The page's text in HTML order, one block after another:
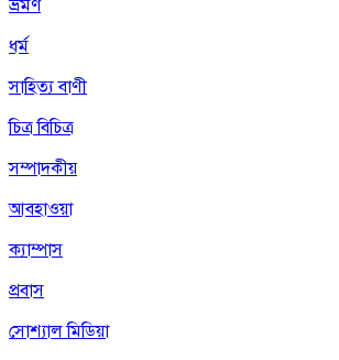
ভ্রমণ
ধর্ম
সাহিত্য বাণী
চিত্র বিচিত্র
সম্পাদকীয়
আবহাওয়া
ক্যাম্পাস
প্রবাস
সোশ্যাল মিডিয়া